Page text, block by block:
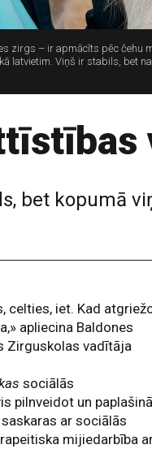
zirgs – ir apmācīts pēc čehu
latvietim. Viņš ir stabils, bet
bet kopumā
celties, iet. Kad
apliecina Baldones
Zirguskolas vadītāja
sociālās
pilnveidot un
ar sociālās
mijiedarbība